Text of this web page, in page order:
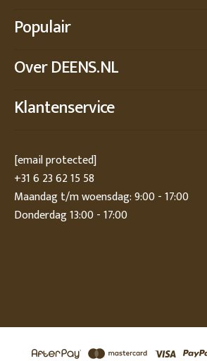
Populair
Over DEENS.NL
Klantenservice
[email protected]
+31 6 23 62 15 58
Maandag t/m woensdag: 9:00 - 17:00
Donderdag 13:00 - 17:00